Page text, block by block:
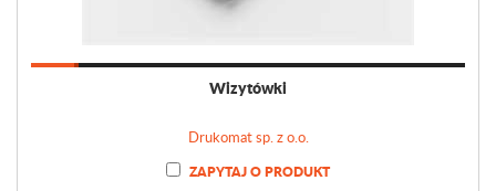
Wizytówki
Drukomat sp. z o.o.
ZAPYTAJ O PRODUKT